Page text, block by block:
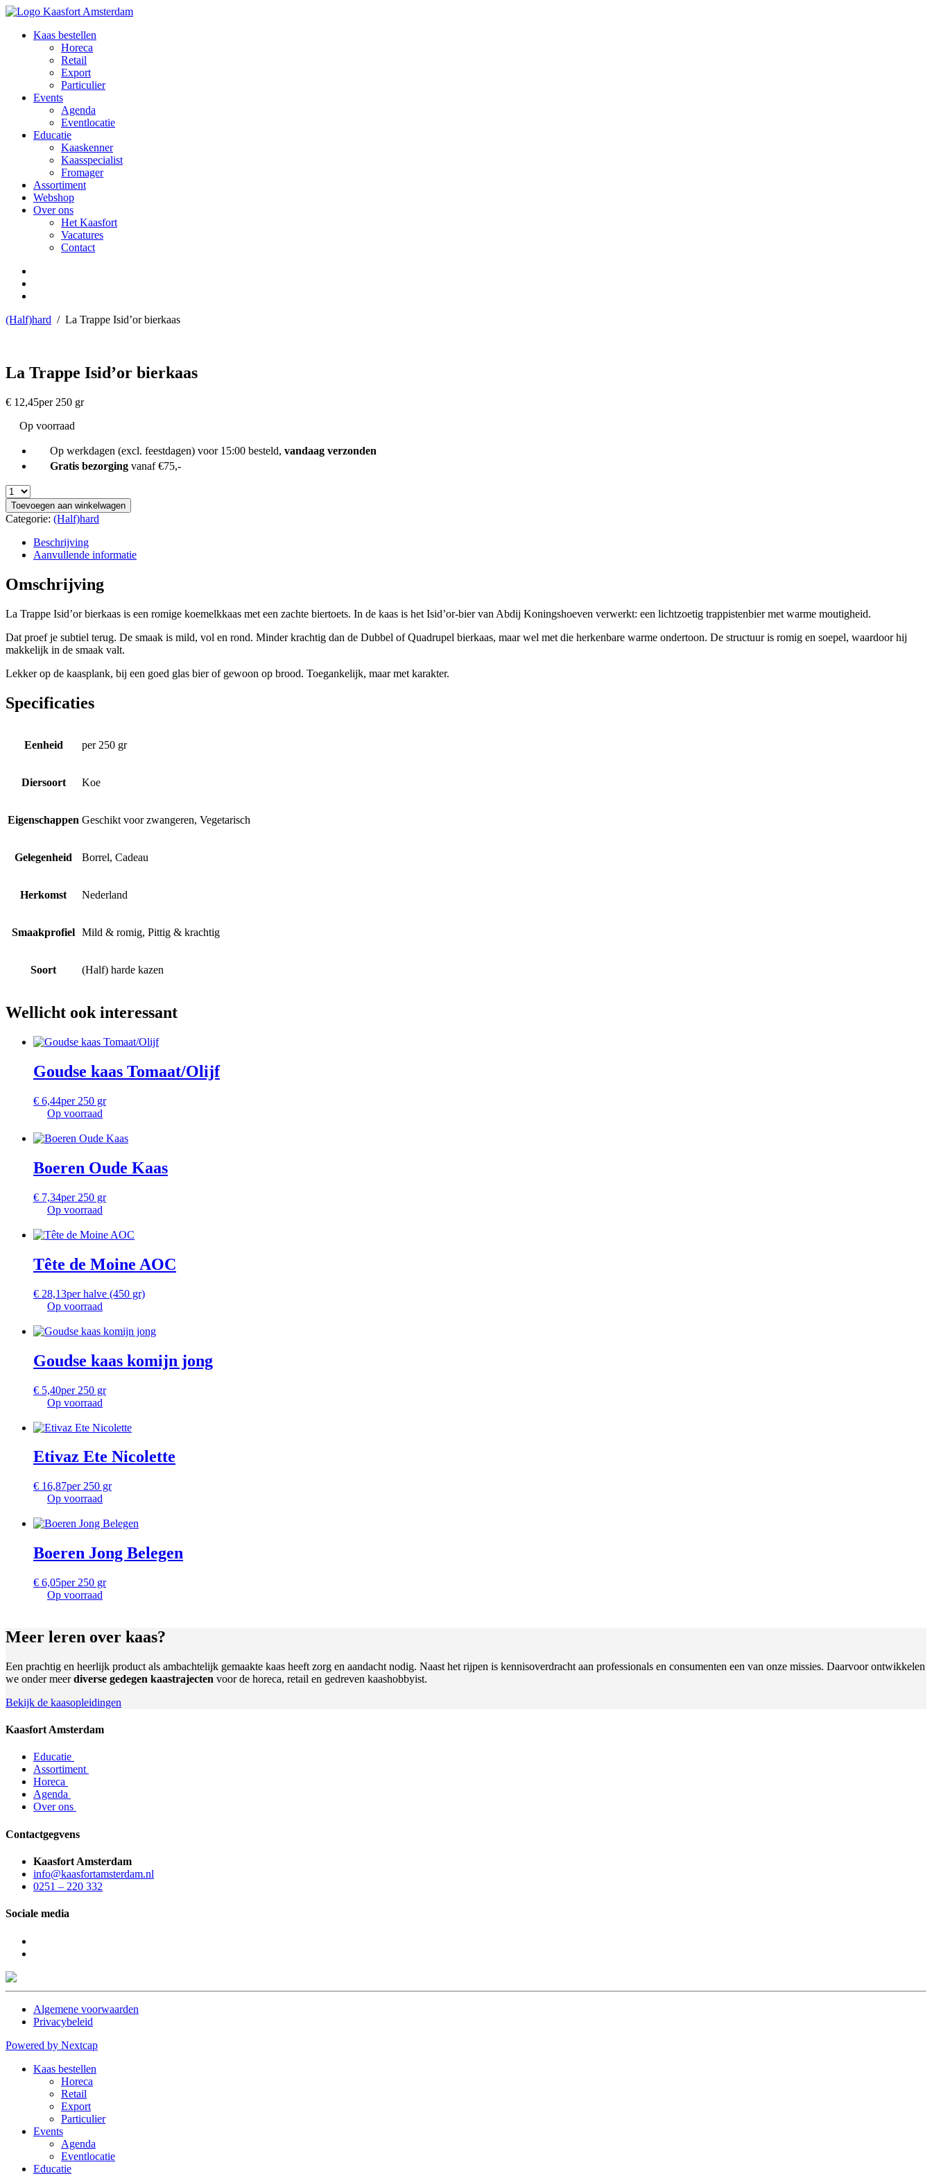
Kaas bestellen
Horeca
Retail
Export
Particulier
Events
Agenda
Eventlocatie
Educatie
Kaaskenner
Kaasspecialist
Fromager
Assortiment
Webshop
Over ons
Het Kaasfort
Vacatures
Contact
(Half)hard /La Trappe Isid’or bierkaas
La Trappe Isid’or bierkaas
€ 12,45per 250 gr
Op voorraad
Op werkdagen (excl. feestdagen) voor 15:00 besteld, vandaag verzonden
Gratis bezorging vanaf €75,-
Toevoegen aan winkelwagen
Categorie: (Half)hard
Beschrijving
Aanvullende informatie
Omschrijving
La Trappe Isid’or bierkaas is een romige koemelkkaas met een zachte biertoets. In de kaas is het Isid’or-bier van Abdij Koningshoeven verwerkt: een lichtzoetig trappistenbier met warme moutigheid.
Dat proef je subtiel terug. De smaak is mild, vol en rond. Minder krachtig dan de Dubbel of Quadrupel bierkaas, maar wel met die herkenbare warme ondertoon. De structuur is romig en soepel, waardoor hij
makkelijk in de smaak valt.
Lekker op de kaasplank, bij een goed glas bier of gewoon op brood. Toegankelijk, maar met karakter.
Specificaties
Eenheid per 250 gr
Diersoort Koe
Eigenschappen Geschikt voor zwangeren, Vegetarisch
Gelegenheid Borrel, Cadeau
Herkomst Nederland
Smaakprofiel Mild & romig, Pittig & krachtig
Soort (Half) harde kazen
Wellicht ook interessant
Goudse kaas Tomaat/Olijf
€ 6,44per 250 gr
Op voorraad
Boeren Oude Kaas
€ 7,34per 250 gr
Op voorraad
Tête de Moine AOC
€ 28,13per halve (450 gr)
Op voorraad
Goudse kaas komijn jong
€ 5,40per 250 gr
Op voorraad
Etivaz Ete Nicolette
€ 16,87per 250 gr
Op voorraad
Boeren Jong Belegen
€ 6,05per 250 gr
Op voorraad
Meer leren over kaas?
Een prachtig en heerlijk product als ambachtelijk gemaakte kaas heeft zorg en aandacht nodig. Naast het rijpen is kennisoverdracht aan professionals en consumenten een van onze missies. Daarvoor ontwikkelen
we onder meerdiverse gedegen kaastrajecten voor de horeca, retail en gedreven kaashobbyist.
Bekijk de kaasopleidingen
Kaasfort Amsterdam
Educatie
Assortiment
Horeca
Agenda
Over ons
Contactgegvens
Kaasfort Amsterdam
info@kaasfortamsterdam.nl
0251 – 220 332
Sociale media
Algemene voorwaarden
Privacybeleid
Powered by Nextcap
Kaas bestellen
Horeca
Retail
Export
Particulier
Events
Agenda
Eventlocatie
Educatie